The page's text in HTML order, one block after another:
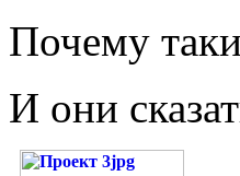
Почему
И они